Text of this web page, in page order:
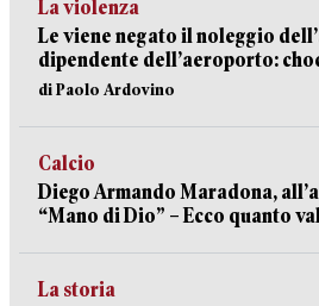
La violenza
Le viene negato il noleggio
dipendente dell’aeroporto:
di Paolo Ardovino
Calcio
Diego Armando Maradona,
“Mano di Dio” – Ecco quanto
La storia